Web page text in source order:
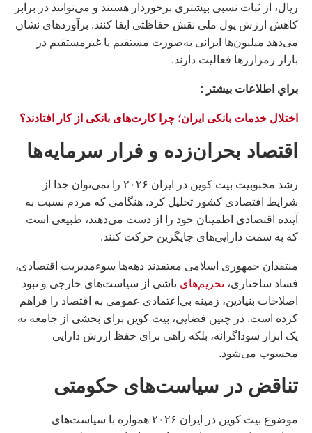
ریال، از ثبات نسبی بیشتری برخوردار هستند و می‌توانند در برابر
کاهش ارزش پول ملی نقش حفاظتی ایفا کنند. برآوردهای نشان
می‌دهد میلیون‌ها ایرانی به‌صورت مستقیم یا غیرمستقیم در
بازار رمزارزها فعالیت دارند.
براي اطلاعات بيشتر :
اختلال خدمات بانکی ایران؛ چرا کارت‌های بانکی از کار افتادند؟
اقتصاد بحران‌زده و فرار سرمایه‌ها
رشد محبوبیت بیت کوین در ایران ۲۰۲۶ را نمی‌توان جدا از
شرایط اقتصادی کشور تحلیل کرد. هنگامی که مردم نسبت به
آینده اقتصادی اطمینان خود را از دست می‌دهند، طبیعی است
که به سمت دارایی‌های جایگزین حرکت کنند.
منتقدان جمهوری اسلامی معتقدند دهه‌ها سوءمدیریت اقتصادی،
فساد ساختاری، تحریم‌های ناشی از سیاست‌های خارجی و نبود
اصلاحات بنیادین، زمینه بی‌اعتمادی عمومی به اقتصاد را فراهم
کرده است. در چنین فضایی، بیت کوین برای بخشی از جامعه نه
یک ابزار سوداگرانه، بلکه راهی برای حفظ ارزش دارایی
محسوب می‌شود.
تناقض در سیاست‌های حکومتی
موضوع بیت کوین در ایران ۲۰۲۶ همواره با سیاست‌های